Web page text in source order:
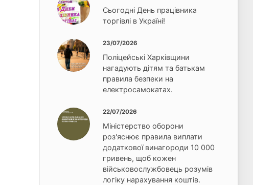
Сьогодні День працівника
торгівлі в Україні!
23/07/2026
Поліцейські Харківщини
нагадують дітям та батькам
правила безпеки на
електросамокатах.
22/07/2026
Міністерство оборони
роз'яснює правила виплати
додаткової винагороди 10 000
гривень, щоб кожен
військовослужбовець розумів
логіку нарахування коштів.